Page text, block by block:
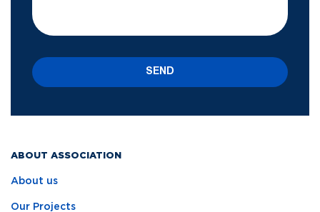
ABOUT ASSOCIATION
About us
Our Projects
SEND